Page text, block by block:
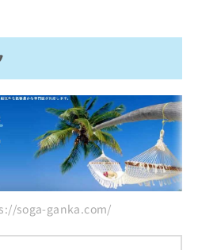
soga-ganka.com/